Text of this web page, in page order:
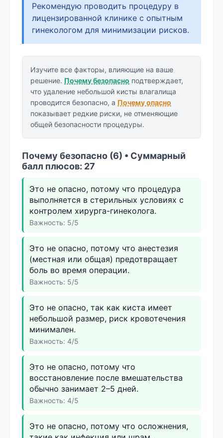
Рекомендую проводить процедуру в
лицензированной клинике с опытным
гинекологом для минимизации рисков.
Изучите все факторы, влияющие на ваше
решение. Почему безопасно подтверждает,
что удаление небольшой кисты влагалища
проводится безопасно, а Почему опасно
показывает редкие риски, не отменяющие
общей безопасности процедуры.
Почему безопасно (6) • Суммарный
балл плюсов: 27
Это не опасно, потому что процедура
выполняется в стерильных условиях с
контролем хирурга-гинеколога.
Важность: 5/5
Это не опасно, потому что анестезия
(местная или общая) предотвращает
боль во время операции.
Важность: 5/5
Это не опасно, так как киста имеет
небольшой размер, риск кровотечения
минимален.
Важность: 4/5
Это не опасно, потому что
восстановление после вмешательства
обычно занимает 2–5 дней.
Важность: 4/5
Это не опасно, потому что осложнения,